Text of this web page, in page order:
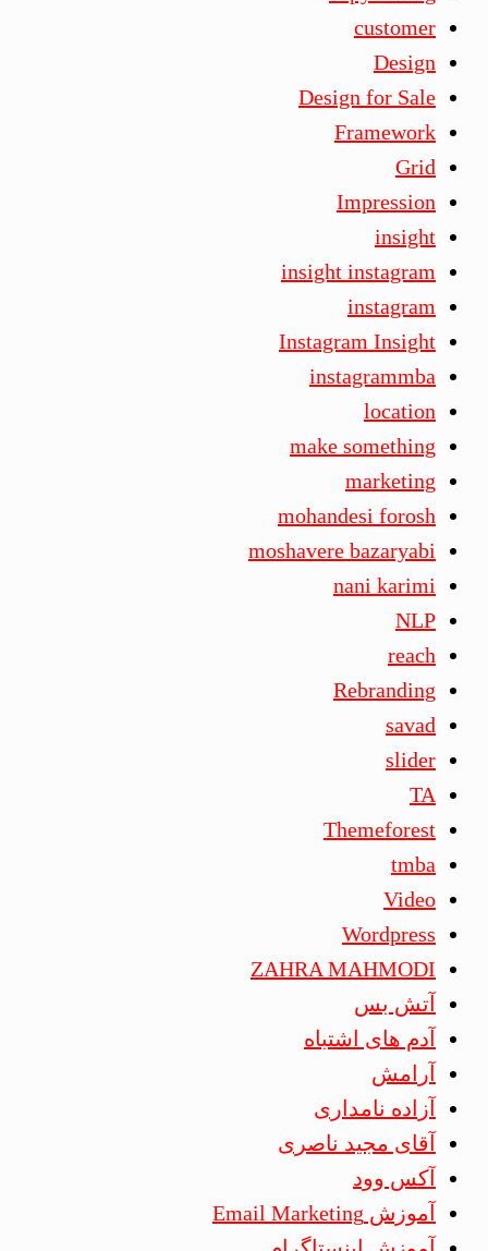
customer
Design
Design for Sale
Framework
Grid
Impression
insight
insight instagram
instagram
Instagram Insight
instagrammba
location
make something
marketing
mohandesi forosh
moshavere bazaryabi
nani karimi
NLP
reach
Rebranding
savad
slider
TA
Themeforest
tmba
Video
Wordpress
ZAHRA MAHMODI
آتش بس
آدم های اشتباه
آرامش
آزاده نامداری
آقای مجید ناصری
آکس وود
آموزش Email Marketing